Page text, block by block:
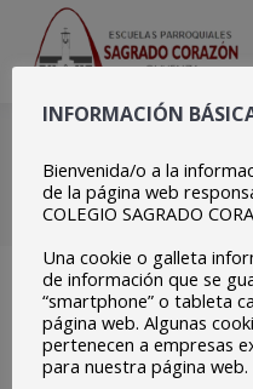
Archivo
Estás aquí:
Inicio
Concurso dibujo ODS
INFORMACIÓN
Bienvenida/o a la
de la página web
COLEGIO SAGRADO
Una cookie o galleta
de información que se
“smartphone” o tableta
página web. Algunas
pertenecen a empresas
para nuestra página web.